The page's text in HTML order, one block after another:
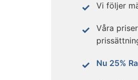
Vi följer
Våra
Nu 25%